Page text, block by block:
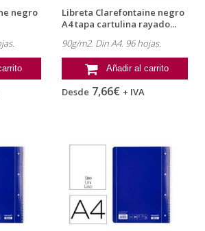
negro
Libreta Clarefontaine negro
A4 tapa cartulina rayado...
90g/m2. Din A4. 96 hojas.
Añadir al carrito
Desde 7,66€ + IVA